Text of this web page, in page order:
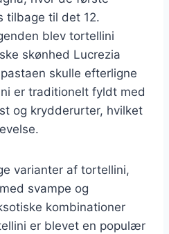
tilbage til det 12.
blev tortellini
skønhed Lucrezia
skulle efterligne
er traditionelt fyldt med
og krydderurter, hvilket
varianter af tortellini,
svampe og
kombinationer
er blevet en populær